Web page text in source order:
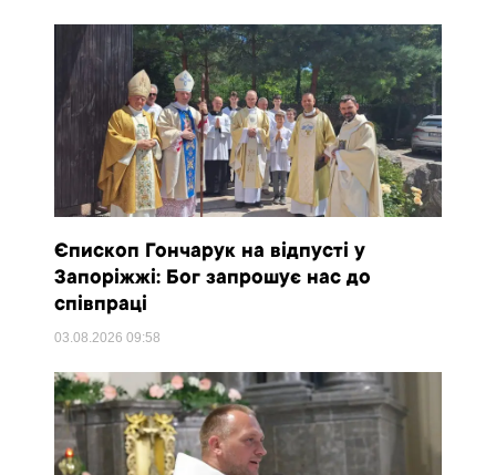
Єпископ Гончарук на відпусті у
Запоріжжі: Бог запрошує нас до
співпраці
03.08.202609:58